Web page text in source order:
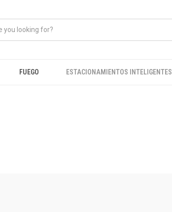
FUEGO ESTACIONAMIENTOS INTELIGENTES